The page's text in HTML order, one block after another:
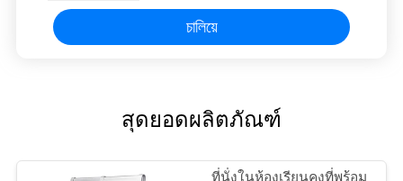
চালিয়ে
สุดยอดผลิตภัณฑ์
ที่นั่งในห้องเรียนคงที่พร้อม